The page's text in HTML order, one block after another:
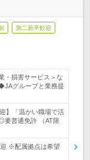
第二新卒歓迎
・損害サービス＞な
グループと業務提
】「温かい職場で活
普通免許 （AT限
※配属拠点は希望